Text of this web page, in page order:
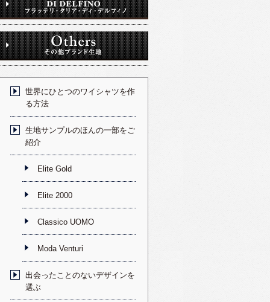
世界にひとつのワイシャツを作
る方法
生地サンプルのほんの一部をご
紹介
Elite Gold
Elite 2000
Classico UOMO
Moda Venturi
出会ったことのないデザインを
選ぶ